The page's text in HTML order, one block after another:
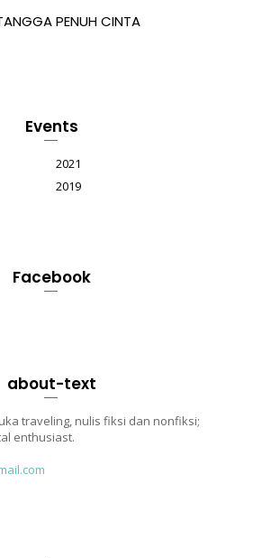
PENUH CINTA
Events
2021
2019
Facebook
about-text
traveling, nulis fiksi dan nonfiksi;
enthusiast.